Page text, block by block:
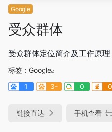
Google
受众群体
受众群体定位简介及工作原理
标签： Google
1
3- 0 0
链接直达 手机查看